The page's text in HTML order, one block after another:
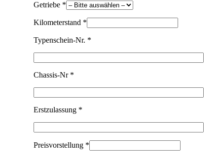
Getriebe *
Kilometerstand *
Typenschein-Nr. *
Chassis-Nr *
Erstzulassung *
Preisvorstellung *